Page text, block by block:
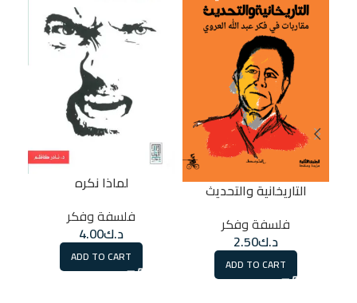
التاريخانية والتحديث
فلسفة وفكر
د.ك2.50
ADD TO CART
لماذا نكره
فلسفة وفكر
د.ك4.00
ADD TO CART